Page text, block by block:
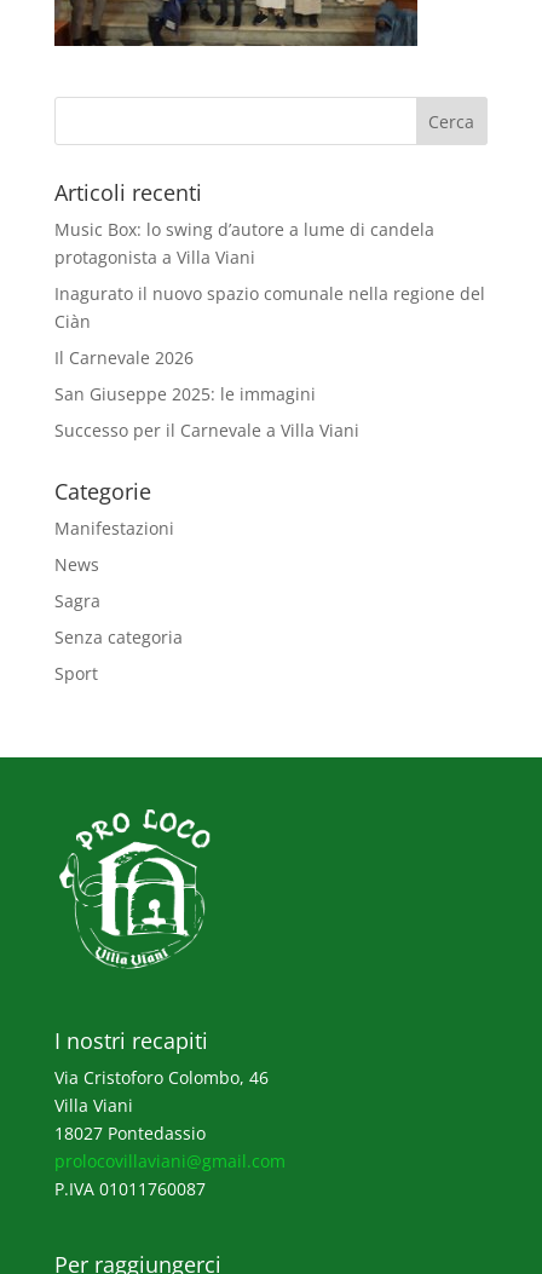
Articoli recenti
Music Box: lo swing d’autore a lume di candela
protagonista a Villa Viani
Inagurato il nuovo spazio comunale nella regione del
Ciàn
Il Carnevale 2026
San Giuseppe 2025: le immagini
Successo per il Carnevale a Villa Viani
Categorie
Manifestazioni
News
Sagra
Senza categoria
Sport
I nostri recapiti
Via Cristoforo Colombo, 46
Villa Viani
18027 Pontedassio
prolocovillaviani@gmail.com
P.IVA 01011760087
Per raggiungerci